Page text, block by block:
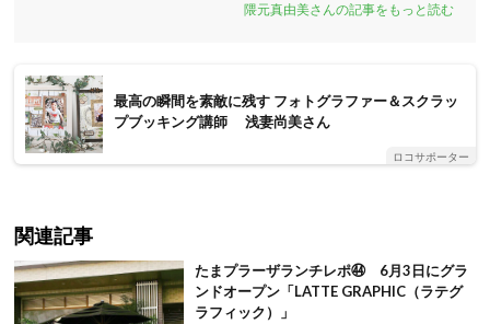
隈元真由美さんの記事をもっと読む
最高の瞬間を素敵に残す フォトグラファー＆スクラッ
プブッキング講師 浅妻尚美さん
ロコサポーター
関連記事
たまプラーザランチレポ㊹ 6月3日にグラ
ンドオープン「LATTE GRAPHIC（ラテグ
ラフィック）」